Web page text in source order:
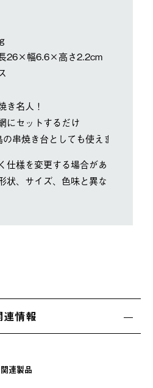
26×幅6.6×高さ2.2cm
き名人！
にセットするだけ
串焼き台としても使えます。
様を変更する場合があります。
、サイズ、色味と異なる場合が
連情報
関連製品